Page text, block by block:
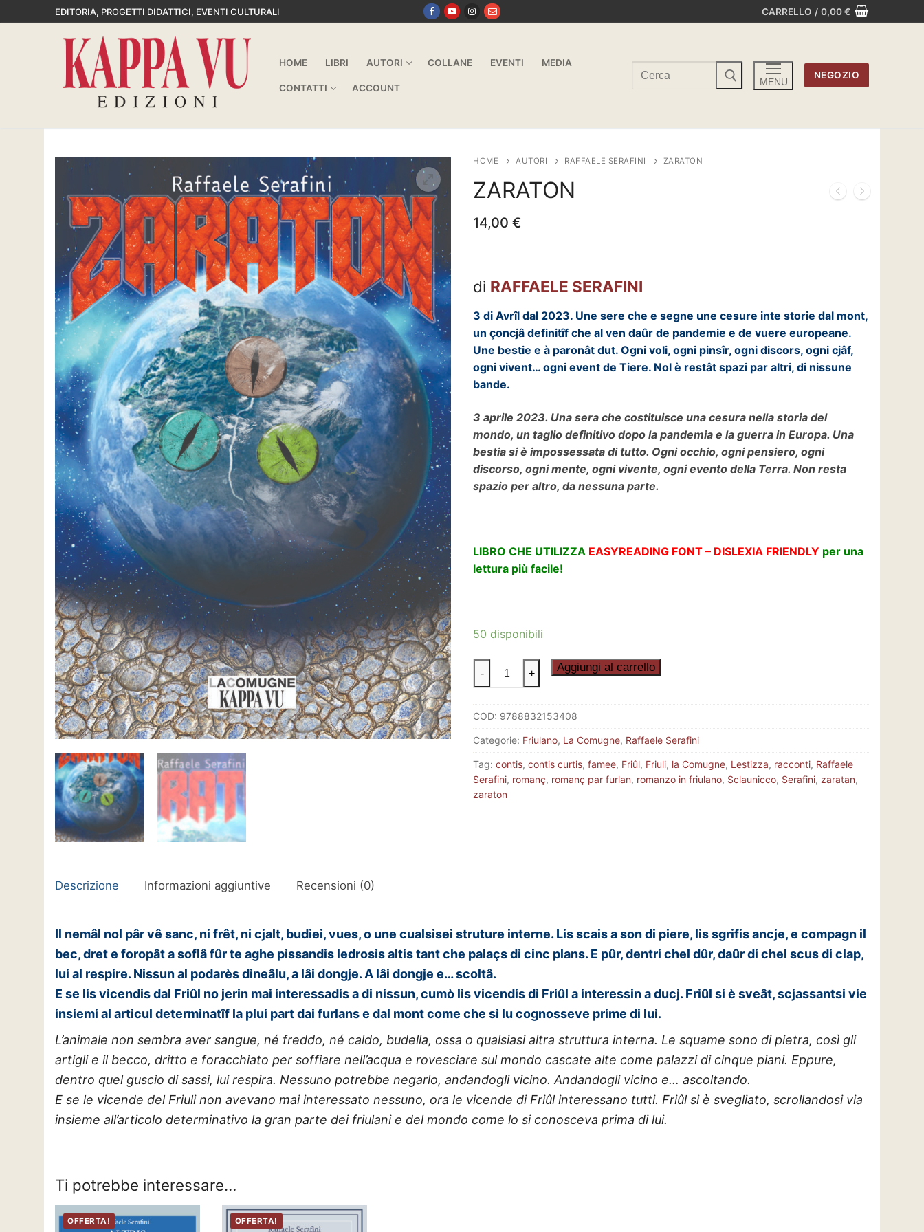
al
EDITORIA, PROGETTI DIDATTICI, EVENTI CULTURALI CARRELLO / 0,00€
HOME LIBRI AUTORI COLLANE EVENTI MEDIA
CONTATTI ACCOUNT
Cerca:
MENU
NEGOZIO
HOME AUTORI RAFFAELE SERAFINI ZARATON
ZARATON
14,00 €
di RAFFAELE SERAFINI
3 di Avrîl dal 2023. Une sere che e segne une cesure inte storie dal mont,
un çoncjâ definitîf che al ven daûr de pandemie e de vuere europeane.
Une bestie e à paronât dut. Ogni voli, ogni pinsîr, ogni discors, ogni cjâf,
ogni vivent… ogni event de Tiere. Nol è restât spazi par altri, di nissune
bande.
3 aprile 2023. Una sera che costituisce una cesura nella storia del
mondo, un taglio definitivo dopo la pandemia e la guerra in Europa. Una
bestia si è impossessata di tutto. Ogni occhio, ogni pensiero, ogni
discorso, ogni mente, ogni vivente, ogni evento della Terra. Non resta
spazio per altro, da nessuna parte.
LIBRO CHE UTILIZZA EASYREADING FONT – DISLEXIA FRIENDLY per una
lettura più facile!
50 disponibili
ZARATON
quantità
- + Aggiungi al carrello
COD: 9788832153408
Categorie: Friulano, La Comugne, Raffaele Serafini
Tag: contis, contis curtis, famee, Friûl, Friuli, la Comugne, Lestizza, racconti, Raffaele
Serafini, romanç, romanç par furlan, romanzo in friulano, Sclaunicco, Serafini, zaratan,
zaraton
Descrizione Informazioni aggiuntive Recensioni (0)
Il nemâl nol pâr vê sanc, ni frêt, ni cjalt, budiei, vues, o une cualsisei struture interne. Lis scais a son di piere, lis sgrifis ancje, e compagn il
bec, dret e foropât a soflâ fûr te aghe pissandis ledrosis altis tant che palaçs di cinc plans. E pûr, dentri chel dûr, daûr di chel scus di clap,
lui al respire. Nissun al podarès dineâlu, a lâi dongje. A lâi dongje e… scoltâ.
E se lis vicendis dal Friûl no jerin mai interessadis a di nissun, cumò lis vicendis di Friûl a interessin a ducj. Friûl si è sveât, scjassantsi vie
insiemi al articul determinatîf la plui part dai furlans e dal mont come che si lu cognosseve prime di lui.
L’animale non sembra aver sangue, né freddo, né caldo, budella, ossa o qualsiasi altra struttura interna. Le squame sono di pietra, così gli
artigli e il becco, dritto e foracchiato per soffiare nell’acqua e rovesciare sul mondo cascate alte come palazzi di cinque piani. Eppure,
dentro quel guscio di sassi, lui respira. Nessuno potrebbe negarlo, andandogli vicino. Andandogli vicino e… ascoltando.
E se le vicende del Friuli non avevano mai interessato nessuno, ora le vicende di Friûl interessano tutti. Friûl si è svegliato, scrollandosi via
insieme all’articolo determinativo la gran parte dei friulani e del mondo come lo si conosceva prima di lui.
Ti potrebbe interessare…
OFFERTA! OFFERTA!